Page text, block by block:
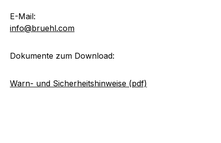
E-Mail:
info@bruehl.com
Dokumente zum Download:
Warn- und Sicherheitshinweise (pdf)